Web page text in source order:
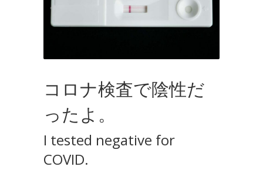
コロナ検査で陰性だ
ったよ。
I tested negative for
COVID.